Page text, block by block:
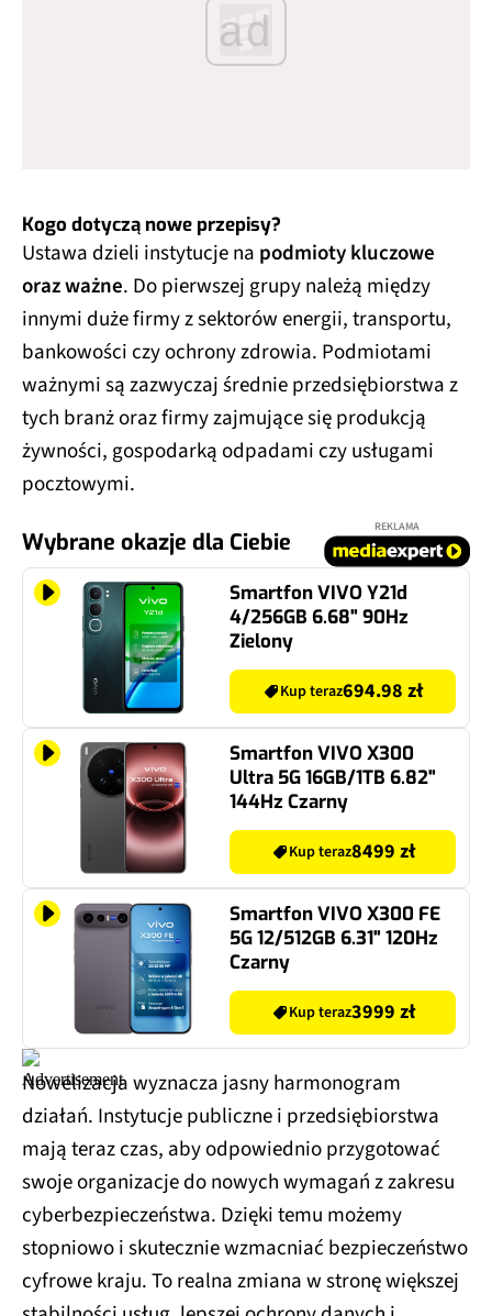
ad
Kogo dotyczą nowe przepisy?
Ustawa dzieli instytucje na podmioty kluczowe
oraz ważne. Do pierwszej grupy należą między
innymi duże firmy z sektorów energii, transportu,
bankowości czy ochrony zdrowia. Podmiotami
ważnymi są zazwyczaj średnie przedsiębiorstwa z
tych branż oraz firmy zajmujące się produkcją
żywności, gospodarką odpadami czy usługami
pocztowymi.
Wybrane okazje dla Ciebie
REKLAMA
Smartfon VIVO Y21d
4/256GB 6.68" 90Hz
Zielony
Kup teraz694.98 zł
Smartfon VIVO X300
Ultra 5G 16GB/1TB 6.82"
144Hz Czarny
Kup teraz8499 zł
Smartfon VIVO X300 FE
5G 12/512GB 6.31" 120Hz
Czarny
Kup teraz3999 zł
Nowelizacja wyznacza jasny harmonogram
działań. Instytucje publiczne i przedsiębiorstwa
mają teraz czas, aby odpowiednio przygotować
swoje organizacje do nowych wymagań z zakresu
cyberbezpieczeństwa. Dzięki temu możemy
stopniowo i skutecznie wzmacniać bezpieczeństwo
cyfrowe kraju. To realna zmiana w stronę większej